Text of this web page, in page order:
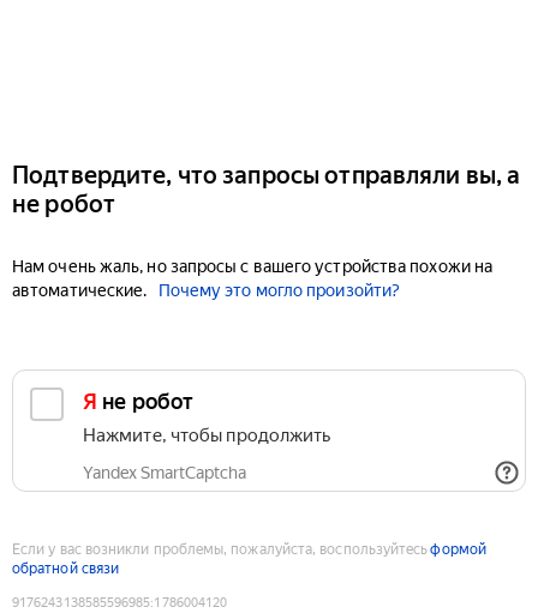
Подтвердите, что запросы отправляли вы, а
не робот
Нам очень жаль, но запросы с вашего устройства похожи на
автоматические.
Почему это могло произойти?
Я не робот
Нажмите, чтобы продолжить
Yandex SmartCaptcha
Если у вас возникли проблемы, пожалуйста, воспользуйтесьформой
обратной связи
9176243138585596985:1786004120